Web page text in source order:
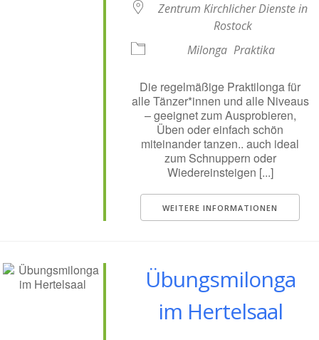
Zentrum Kirchlicher Dienste in
Rostock
Milonga Praktika
Die regelmäßige Praktilonga für
alle Tänzer*innen und alle Niveaus
– geeignet zum Ausprobieren,
Üben oder einfach schön
miteinander tanzen.. auch ideal
zum Schnuppern oder
Wiedereinsteigen [...]
WEITERE INFORMATIONEN
Übungsmilonga
im Hertelsaal